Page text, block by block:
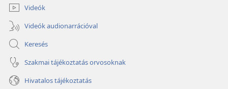
Videók
Videók audionarrációval
Keresés
Szakmai tájékoztatás orvosoknak
Hivatalos tájékoztatás